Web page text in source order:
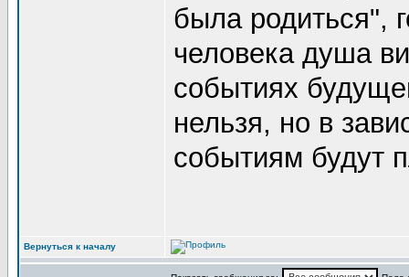
была родиться",
человека душа
событиях
нельзя, но в
событиям будут
Вернуться к началу